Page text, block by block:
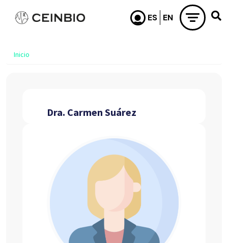
Pasar al contenido principal
Inicio
Dra. Carmen Suárez